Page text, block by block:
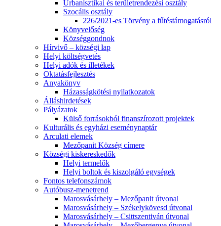
Urbanisztikai és területrendezési osztály
Szocális osztály
226/2021-es Törvény a fűtéstámogatásról
Könyvelőség
Községgondnok
Hírvivő – községi lap
Helyi költségvetés
Helyi adók és illetékek
Oktatásfejlesztés
Anyakönyv
Házasságkötési nyilatkozatok
Álláshirdetések
Pályázatok
Külső forrásokból finanszírozott projektek
Kulturális és egyházi eseménynaptár
Arculati elemek
Mezőpanit Község címere
Községi kiskereskedők
Helyi termelők
Helyi boltok és kiszolgáló egységek
Fontos telefonszámok
Autóbusz-menetrend
Marosvásárhely – Mezőpanit útvonal
Marosvásárhely – Székelykövesd útvonal
Marosvásárhely – Csittszentiván útvonal